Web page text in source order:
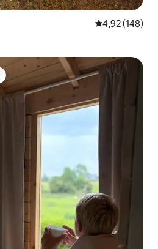
4,92 de uma
4,92 (148)